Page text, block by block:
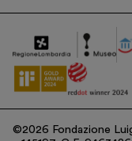
Ricerca
Corporate
Donazioni
5x1000
©2026 Fondazione